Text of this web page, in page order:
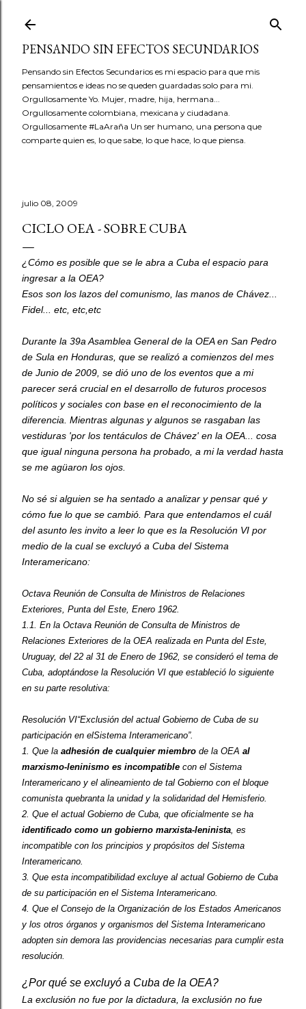
PENSANDO SIN EFECTOS SECUNDARIOS
Pensando sin Efectos Secundarios es mi espacio para que mis
pensamientos e ideas no se queden guardadas solo para mi.
Orgullosamente Yo. Mujer, madre, hija, hermana...
Orgullosamente colombiana, mexicana y ciudadana.
Orgullosamente #LaAraña Un ser humano, una persona que
comparte quien es, lo que sabe, lo que hace, lo que piensa.
julio 08, 2009
CICLO OEA - SOBRE CUBA
¿Cómo es posible que se le abra a Cuba el espacio para
ingresar a la OEA?
Esos son los lazos del comunismo, las manos de Chávez...
Fidel... etc, etc,etc
Durante la 39a Asamblea General de la OEA en San Pedro
de Sula en Honduras, que se realizó a comienzos del mes
de Junio de 2009, se dió uno de los eventos que a mi
parecer será crucial en el desarrollo de futuros procesos
políticos y sociales con base en el reconocimiento de la
diferencia. Mientras algunas y algunos se rasgaban las
vestiduras 'por los tentáculos de Chávez' en la OEA... cosa
que igual ninguna persona ha probado, a mi la verdad hasta
se me agüaron los ojos.
No sé si alguien se ha sentado a analizar y pensar qué y
cómo fue lo que se cambió. Para que entendamos el cuál
del asunto les invito a leer lo que es la Resolución VI por
medio de la cual se excluyó a Cuba del Sistema
Interamericano:
Octava Reunión de Consulta de Ministros de Relaciones
Exteriores, Punta del Este, Enero 1962.
1.1. En la Octava Reunión de Consulta de Ministros de
Relaciones Exteriores de la OEA realizada en Punta del Este,
Uruguay, del 22 al 31 de Enero de 1962, se consideró el tema de
Cuba, adoptándose la Resolución VI que estableció lo siguiente
en su parte resolutiva:
Resolución VI“Exclusión del actual Gobierno de Cuba de su
participación en elSistema Interamericano”.
1. Que la adhesión de cualquier miembro de la OEA al
marxismo-leninismo es incompatible con el Sistema
Interamericano y el alineamiento de tal Gobierno con el bloque
comunista quebranta la unidad y la solidaridad del Hemisferio.
2. Que el actual Gobierno de Cuba, que oficialmente se ha
identificado como un gobierno marxista-leninista, es
incompatible con los principios y propósitos del Sistema
Interamericano.
3. Que esta incompatibilidad excluye al actual Gobierno de Cuba
de su participación en el Sistema Interamericano.
4. Que el Consejo de la Organización de los Estados Americanos
y los otros órganos y organismos del Sistema Interamericano
adopten sin demora las providencias necesarias para cumplir esta
resolución.
¿Por qué se excluyó a Cuba de la OEA?
La exclusión no fue por la dictadura, la exclusión no fue